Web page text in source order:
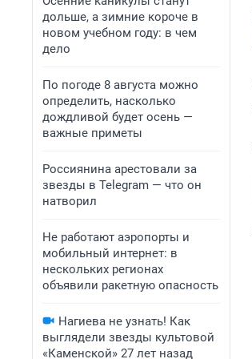
дольше, а зимние короче в
новом учебном году: в чем
дело
По погоде 8 августа можно
определить, насколько
дождливой будет осень —
важные приметы
Россиянина арестовали за
звезды в Telegram — что он
натворил
Не работают аэропорты и
мобильный интернет: в
нескольких регионах
объявили ракетную опасность
Нагиева не узнать! Как
выглядели звезды культовой
«Каменской» 27 лет назад